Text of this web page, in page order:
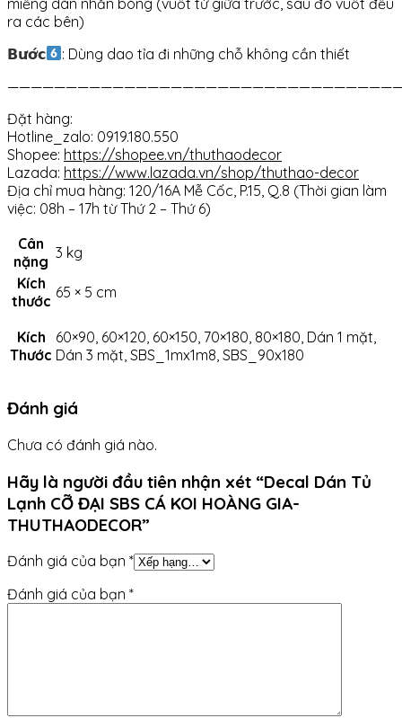
ra các bên)
𝗕𝘂̛𝗼̛́𝗰
: Dùng dao tỉa đi những chỗ không cần thiết
Đặt hàng:
Hotline_zalo: 0919.180.550
Shopee: https://shopee.vn/thuthaodecor
Lazada: https://www.lazada.vn/shop/thuthao-decor
Địa chỉ mua hàng: 120/16A Mễ Cốc, P.15, Q.8 (Thời gian làm
việc: 08h – 17h từ Thứ 2 – Thứ 6)
Cân
nặng 3 kg
Kích
thước 65 × 5 cm
Kích
Thước
60×90, 60×120, 60×150, 70×180, 80×180, Dán 1 mặt,
Dán 3 mặt, SBS_1mx1m8, SBS_90x180
Đánh giá
Chưa có đánh giá nào.
Hãy là người đầu tiên nhận xét “Decal Dán Tủ
Lạnh CỠ ĐẠI SBS CÁ KOI HOÀNG GIA-
THUTHAODECOR”
Đánh giá của bạn *
Đánh giá của bạn *